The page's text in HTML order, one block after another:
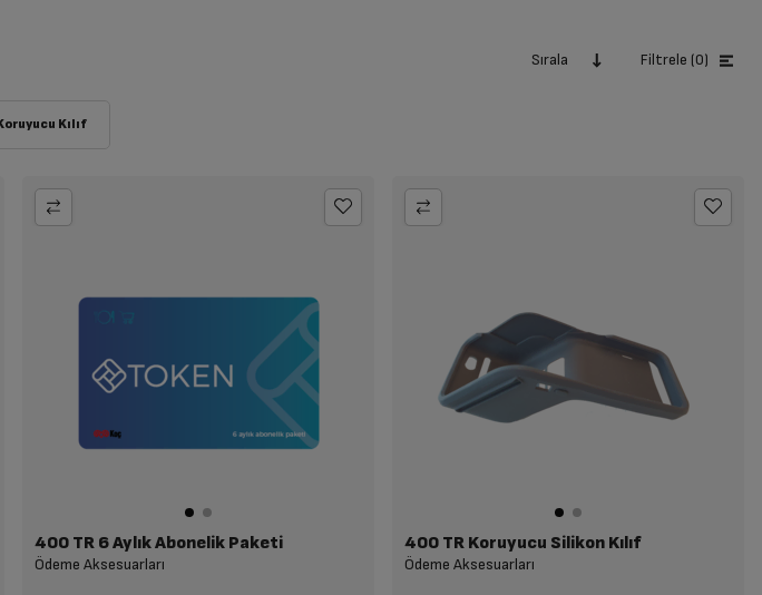
Sırala Filtrele (0)
400 TR 6 Aylık Abonelik Paketi
Ödeme Aksesuarları
400 TR Koruyucu Silikon Kılıf
Ödeme Aksesuarları